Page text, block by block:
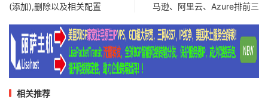
(添加),删除以及相关配置
马逊、阿里云、Azure排前三
相关推荐